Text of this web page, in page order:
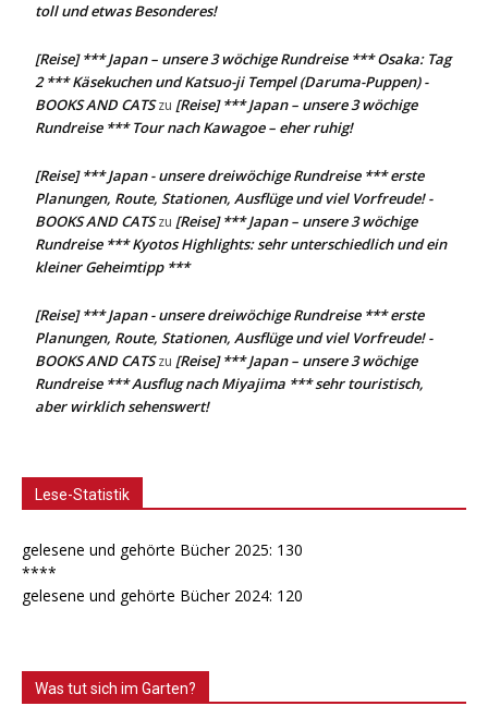
toll und etwas Besonderes!
[Reise] *** Japan – unsere 3 wöchige Rundreise *** Osaka: Tag
2 *** Käsekuchen und Katsuo-ji Tempel (Daruma-Puppen) -
BOOKS AND CATSzu [Reise] *** Japan – unsere 3 wöchige
Rundreise *** Tour nach Kawagoe – eher ruhig!
[Reise] *** Japan - unsere dreiwöchige Rundreise *** erste
Planungen, Route, Stationen, Ausflüge und viel Vorfreude! -
BOOKS AND CATSzu [Reise] *** Japan – unsere 3 wöchige
Rundreise *** Kyotos Highlights: sehr unterschiedlich und ein
kleiner Geheimtipp ***
[Reise] *** Japan - unsere dreiwöchige Rundreise *** erste
Planungen, Route, Stationen, Ausflüge und viel Vorfreude! -
BOOKS AND CATSzu [Reise] *** Japan – unsere 3 wöchige
Rundreise *** Ausflug nach Miyajima *** sehr touristisch,
aber wirklich sehenswert!
Lese-Statistik
gelesene und gehörte Bücher 2025: 130
****
gelesene und gehörte Bücher 2024: 120
Was tut sich im Garten?